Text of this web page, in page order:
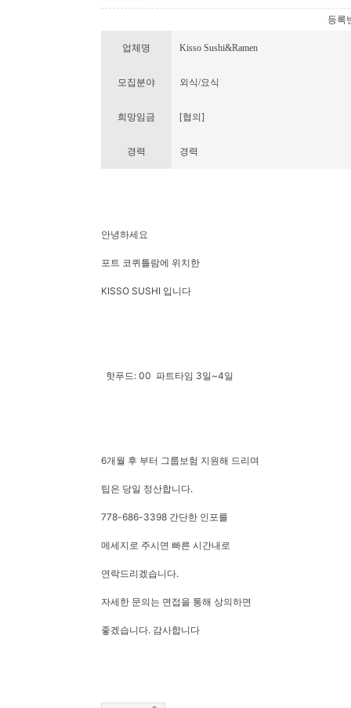
등록
업체명 Kisso Sushi&Ramen
모집분야 외식/요식
희망임금 [협의]
경력 경력
안녕하세요
포트 코퀴틀람에 위치한
KISSO SUSHI 입니다
핫푸드: 00 파트타임 3일~4일
6개월 후 부터 그룹보험 지원해 드리며
팁은 당일 정산합니다.
778-686-3398 간단한 인포를
메세지로 주시면 빠른 시간내로
연락드리겠습니다.
자세한 문의는 면접을 통해 상의하면
좋겠습니다. 감사합니다